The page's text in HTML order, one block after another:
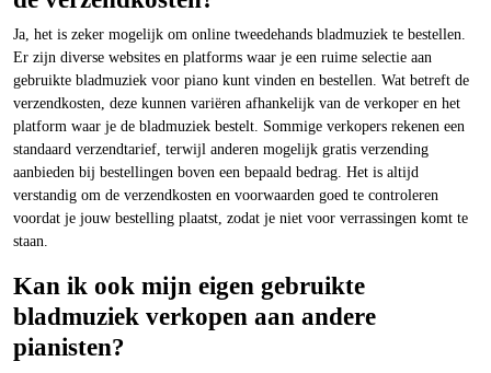
Ja, het is zeker mogelijk om online tweedehands bladmuziek te bestellen.
Er zijn diverse websites en platforms waar je een ruime selectie aan
gebruikte bladmuziek voor piano kunt vinden en bestellen. Wat betreft de
verzendkosten, deze kunnen variëren afhankelijk van de verkoper en het
platform waar je de bladmuziek bestelt. Sommige verkopers rekenen een
standaard verzendtarief, terwijl anderen mogelijk gratis verzending
aanbieden bij bestellingen boven een bepaald bedrag. Het is altijd
verstandig om de verzendkosten en voorwaarden goed te controleren
voordat je jouw bestelling plaatst, zodat je niet voor verrassingen komt te
staan.
Kan ik ook mijn eigen gebruikte
bladmuziek verkopen aan andere
pianisten?